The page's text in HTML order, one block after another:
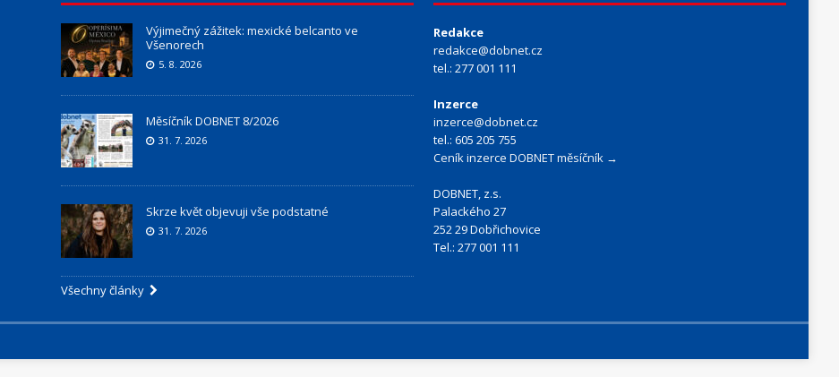
Výjimečný zážitek: mexické belcanto ve
Všenorech
5. 8. 2026
Měsíčník DOBNET 8/2026
31. 7. 2026
Skrze květ objevuji vše podstatné
31. 7. 2026
Všechny články
Redakce
redakce@dobnet.cz
tel.: 277 001 111
Inzerce
inzerce@dobnet.cz
tel.: 605 205 755
Ceník inzerce DOBNET měsíčník →
DOBNET, z.s.
Palackého 27
252 29 Dobřichovice
Tel.: 277 001 111